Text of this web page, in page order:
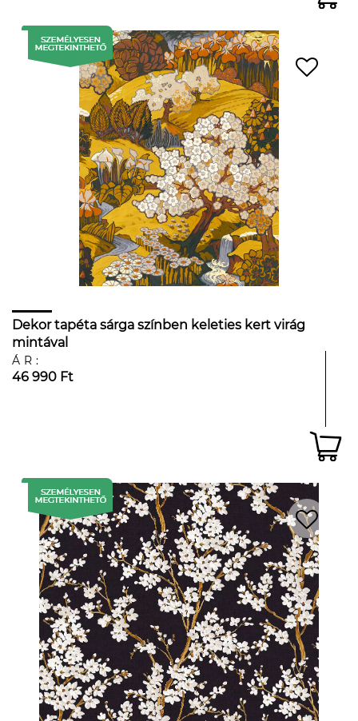
Dekor tapéta sárga színben keleties kert virág
mintával
ÁR:
46 990 Ft